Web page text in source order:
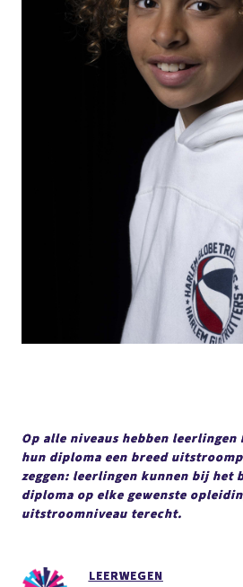
Op alle niveaus hebben
hun diploma een breed
zeggen: leerlingen kunnen bij het
diploma op elke gewenste
uitstroomniveau terecht.
LEERWEGEN